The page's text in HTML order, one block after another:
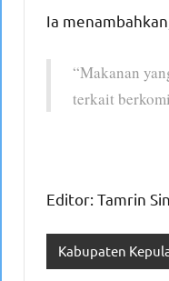
Ia
“Makanan
terkait
Editor: Tamrin
Kabupaten